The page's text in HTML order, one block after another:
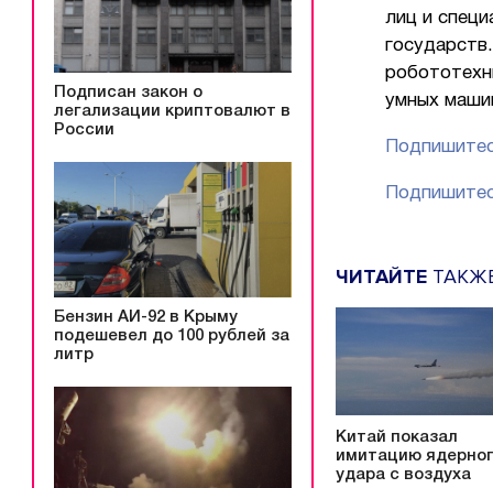
Подписан закон о
легализации криптовалют в
России
Бензин АИ-92 в Крыму
подешевел до 100 рублей за
литр
лиц и
умных
ЧИТАЙТЕ
Китай показал
имитацию
удара с воздуха